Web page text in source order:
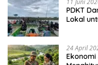
11 Juni
PDKT
Lokal
24 April
Ekonomi